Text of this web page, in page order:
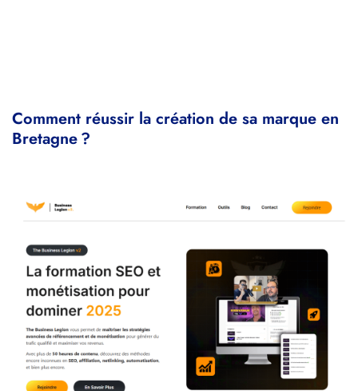
Comment réussir la création de sa marque en
Bretagne ?